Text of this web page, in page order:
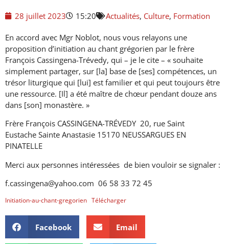
28 juillet 2023 15:20 Actualités, Culture, Formation
En accord avec Mgr Noblot, nous vous relayons une
proposition d’initiation au chant grégorien par le frère
François Cassingena-Trévedy, qui – je le cite – « souhaite
simplement partager, sur [la] base de [ses] compétences, un
trésor liturgique qui [lui] est familier et qui peut toujours être
une ressource. [Il] a été maître de chœur pendant douze ans
dans [son] monastère. »
Frère François CASSINGENA-TRÉVEDY 20, rue Saint
Eustache Sainte Anastasie 15170 NEUSSARGUES EN
PINATELLE
Merci aux personnes intéressées de bien vouloir se signaler :
f.cassingena@yahoo.com 06 58 33 72 45
Initiation-au-chant-gregorien Télécharger
Facebook Email